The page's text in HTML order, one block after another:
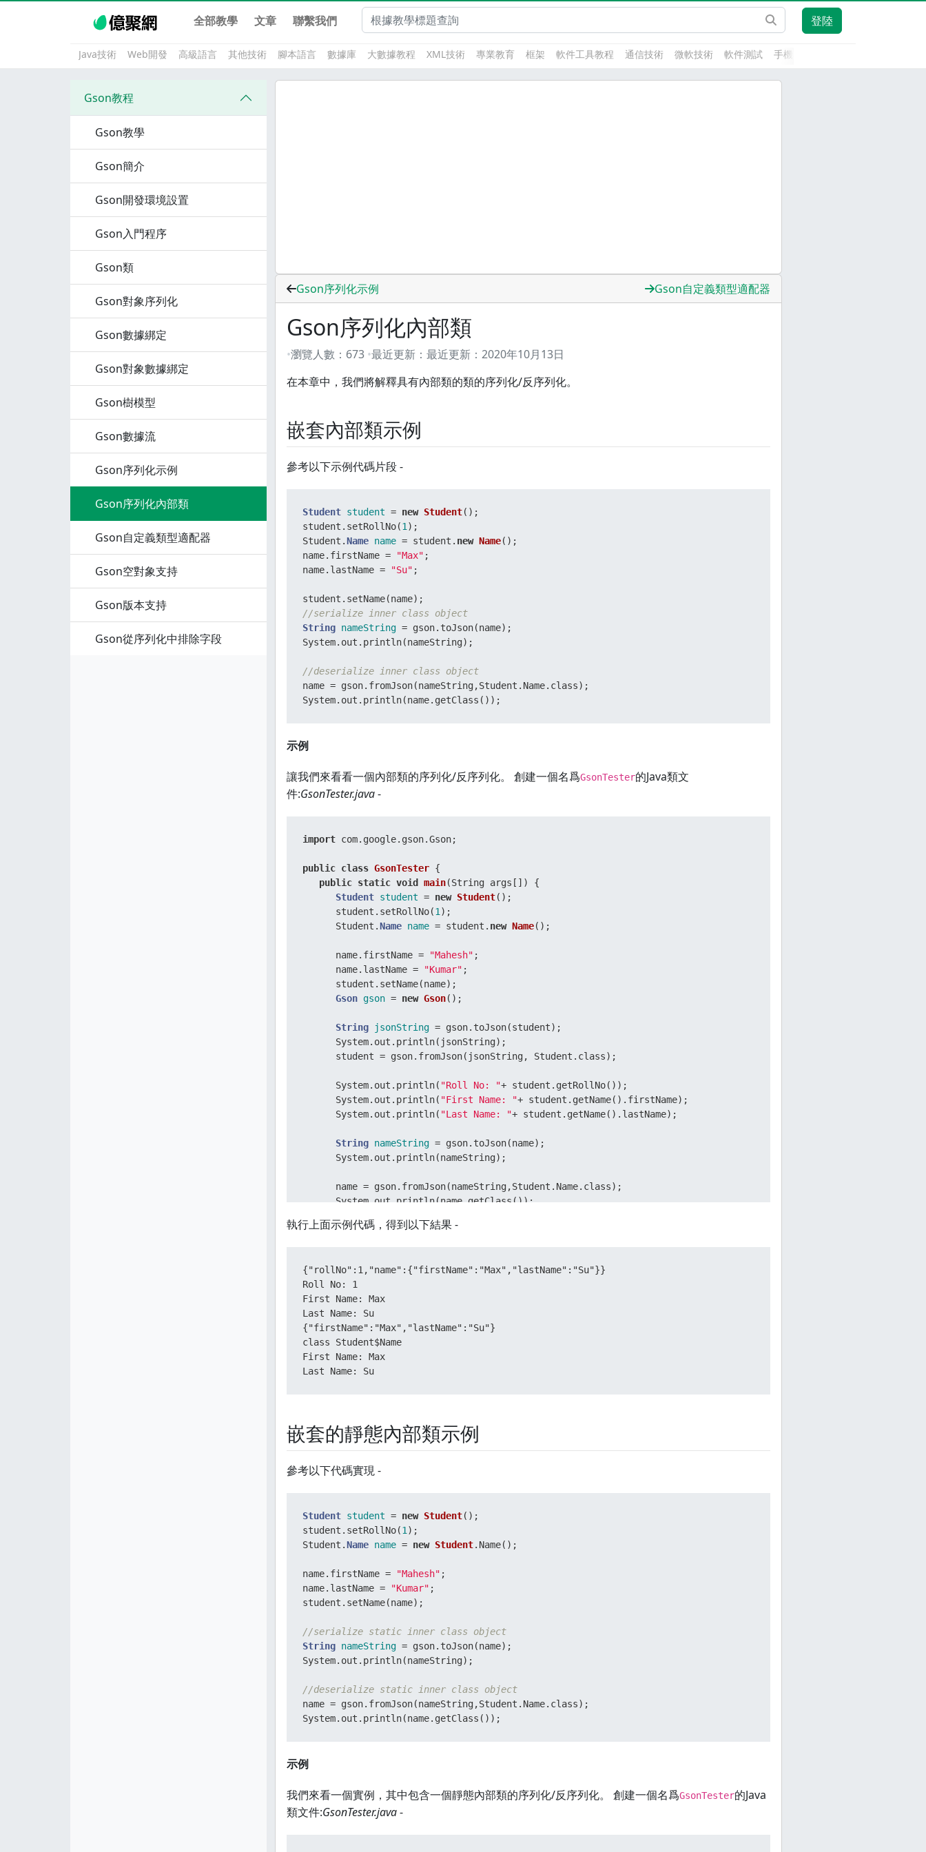
全部教學 文章 聯繫我們 登陸
Java技術 Web開發 高級語言 其他技術 腳本語言 數據庫 大數據教程 XML技術 專業教育 框架 軟件工具教程 通信技術 微軟技術 軟件測試 手機開發
Gson教程
Gson教學
Gson簡介
Gson開發環境設置
Gson入門程序
Gson類
Gson對象序列化
Gson數據綁定
Gson對象數據綁定
Gson樹模型
Gson數據流
Gson序列化示例
Gson序列化內部類
Gson自定義類型適配器
Gson空對象支持
Gson版本支持
Gson從序列化中排除字段
Gson序列化示例 Gson自定義類型適配器
Gson序列化內部類
瀏覽人數： 673 最近更新： 最近更新： 2020年10月13日
在本章中，我們將解釋具有內部類的類的序列化/反序列化。
嵌套內部類示例
參考以下示例代碼片段 -
Student student = new Student();
student.setRollNo(1 );
Student.Name name = student. new Name();
name.firstName =
"Max" ;
name.lastName =
"Su" ;
//serialize inner class object
String nameString = gson.toJson(name);
System.out.println(nameString);
//deserialize inner class object
name = gson.fromJson(nameString,Student.Name.class);
System.out.println(name.getClass());
示例
讓我們來看看一個內部類的序列化/反序列化。 創建一個名爲GsonTester的Java類文
件:GsonTester.java-
import com.google.gson.Gson;
public class GsonTester {
public static void main(String args[])
{
Student student = new Student();
      student.setRollNo(
1 );
      Student.
Name name = student. new Name();
      name.firstName =
"Mahesh" ;
      name.lastName =
"Kumar" ;
      student.setName(name);
Gson gson = new Gson();
String jsonString = gson.toJson(student);
      System.out.println(jsonString);
      student = gson.fromJson(jsonString, Student.class);
      System.out.println(
"Roll No: "+ student.getRollNo());
      System.out.println(
"First Name: "+ student.getName().firstName);
      System.out.println(
"Last Name: "+ student.getName().lastName);
String nameString = gson.toJson(name);
      System.out.println(nameString);
      name = gson.fromJson(nameString,Student.Name.class);
      System.out.println(name.getClass());
      System.out.println(
"Last Name: "
class
Student {
private
private Name name;
public int getRollNo () {
return rollNo;
   }
public
void
return name;
   }
this.name = name;
public String firstName;
public String lastName;
   }
執行上面示例代碼，得到以下結果 -
{"rollNo":1,"name":{"firstName":"Max","lastName":"Su"}}
Roll No: 1
First Name: Max
Last Name: Su
{"firstName":"Max","lastName":"Su"}
class Student$Name
First Name: Max
Last Name: Su
嵌套的靜態內部類示例
參考以下代碼實現 -
Student student = new Student();
student.setRollNo(1 );
Student.Name name = new Student.Name();
name.firstName = "Mahesh" ;
name.lastName =
"Kumar" ;
student.setName(name);
//serialize static inner class object
String nameString = gson.toJson(name);
System.out.println(nameString);
//deserialize static inner class object
name = gson.fromJson(nameString,Student.Name.class);
System.out.println(name.getClass());
示例
我們來看一個實例，其中包含一個靜態內部類的序列化/反序列化。 創建一個名爲GsonTester的Java
類文件:GsonTester.java-